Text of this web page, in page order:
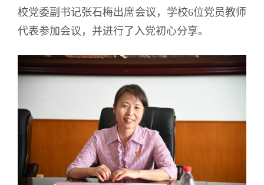
校党委副书记张石梅出席会议，学校6位党员教师
代表参加会议，并进行了入党初心分享。